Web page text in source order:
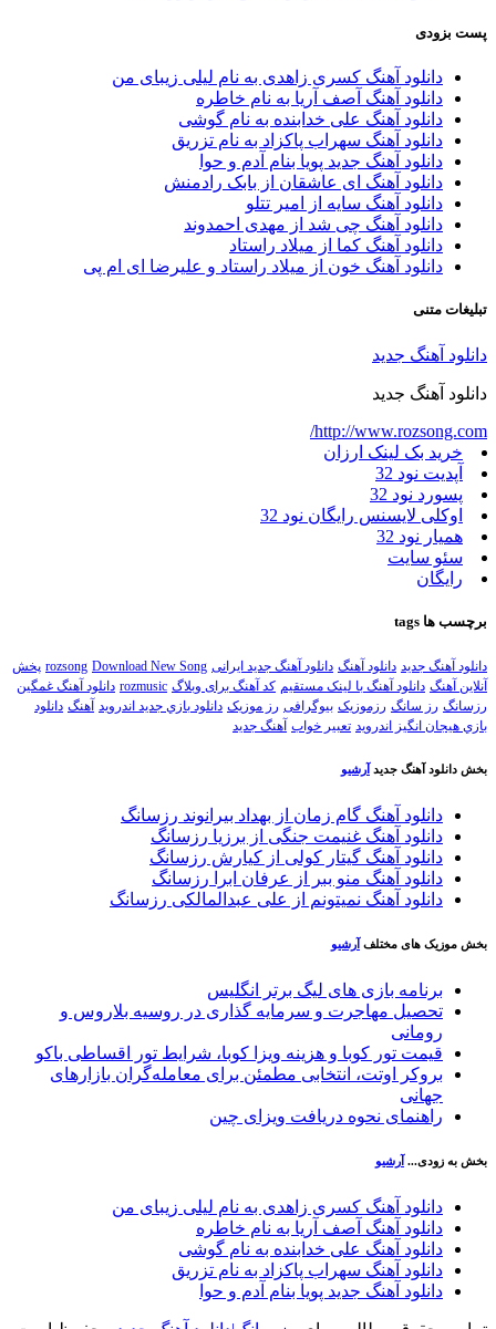
بزودی
دانلود آهنگ کسری زاهدی به نام لیلی زیبای من
دانلود آهنگ آصف آریا به نام خاطره
دانلود آهنگ علی خدابنده به نام گوشی
دانلود آهنگ سهراب پاکزاد به نام تزریق
دانلود آهنگ جدید پویا بنام آدم و حوا
دانلود آهنگ ای عاشقان از بابک رادمنش
دانلود آهنگ سایه از امیر تتلو
دانلود آهنگ چی شد از مهدی احمدوند
دانلود آهنگ کما از میلاد راستاد
دانلود آهنگ خون از میلاد راستاد و علیرضا ای ام پی
متنی
آهنگ جدید
آهنگ جدید
http://
خرید بک لینک ارزان
آپدیت نود 32
پسورد نود 32
اوکلی لایسنس رایگان نود 32
همیار نود 32
سئو سایت
رایگان
هاtags
آهنگ جدید دانلود آهنگ دانلود آهنگ جدید ایرانی rozsong Download New Song
پخش
آهنگ دانلود آهنگ با لینک مستقیم کد آهنگ برای وبلاگ rozmusic دانلود آهنگ غمگین
رز سانگ رزموزیک بیوگرافی رز موزیک دانلود بازي جديد اندرويد آهنگ دانلود
هيجان انگيز اندرويد تعبیر خواب آهنگ جدید
دانلود آهنگ جدیدآرشیو
دانلود آهنگ گام زمان از بهداد بیرانوند رزسانگ
دانلود آهنگ غنیمت جنگی از برزیا رزسانگ
دانلود آهنگ گیتار کولی از کیارش رزسانگ
دانلود آهنگ منو ببر از عرفان ابرا رزسانگ
دانلود آهنگ نمیتونم از علی عبدالمالکی رزسانگ
موزیک های مختلف آرشیو
برنامه بازی های لیگ برتر انگلیس
تحصیل مهاجرت و سرمایه گذاری در روسیه بلاروس و
رومانی
قیمت تور کوبا و هزینه ویزا کوبا، شرایط تور اقساطی باکو
بروکر اوتت، انتخابی مطمئن برای معامله‌گران بازارهای
جهانی
راهنمای نحوه دریافت ویزای چین
به زودی...آرشیو
دانلود آهنگ کسری زاهدی به نام لیلی زیبای من
دانلود آهنگ آصف آریا به نام خاطره
دانلود آهنگ علی خدابنده به نام گوشی
دانلود آهنگ سهراب پاکزاد به نام تزریق
دانلود آهنگ جدید پویا بنام آدم و حوا